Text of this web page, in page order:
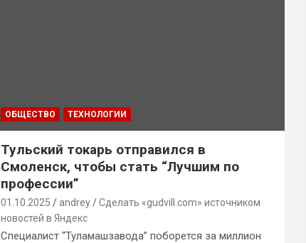
ОБЩЕСТВО ТЕХНОЛОГИИ
Тульский токарь отправился в
Смоленск, чтобы стать “Лучшим по
профессии”
01.10.2025 andrey
Сделать «gudvill.com» источником
новостей в Яндекс
Специалист “Туламашзавода” поборется за миллион